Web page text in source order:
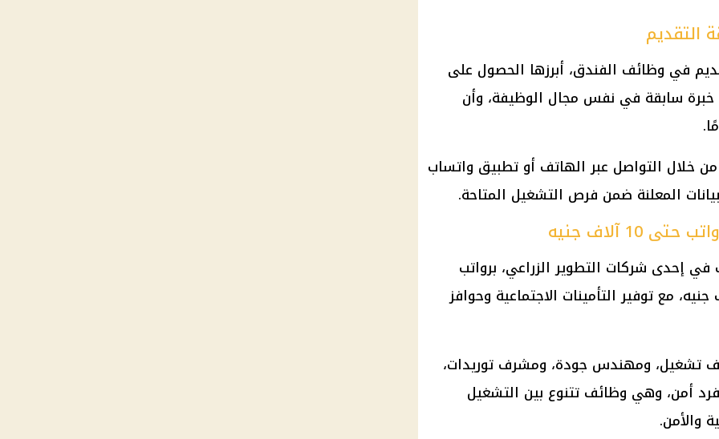
التقديم
في وظائف الفندق، أبرزها الحصول على
سابقة في نفس مجال الوظيفة، وأن
خلال التواصل عبر الهاتف أو تطبيق واتساب
آلاف جنيه
في إحدى شركات التطوير الزراعي، برواتب
التأمينات الاجتماعية وحوافز
تشغيل، ومهندس جودة، ومشرف توريدات،
أمن، وهي وظائف تتنوع بين التشغيل
والأمن.